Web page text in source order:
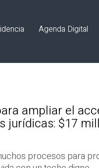
Agenda Digital
ampliar el
jurídicas: $17
procesos para